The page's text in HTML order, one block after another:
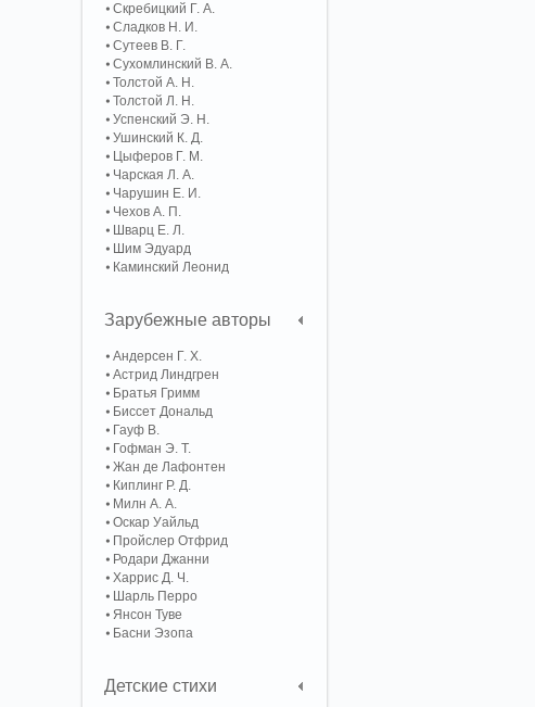
Скребицкий Г. А.
Сладков Н. И.
Сутеев В. Г.
Сухомлинский В. А.
Толстой А. Н.
Толстой Л. Н.
Успенский Э. Н.
Ушинский К. Д.
Цыферов Г. М.
Чарская Л. А.
Чарушин Е. И.
Чехов А. П.
Шварц Е. Л.
Шим Эдуард
Каминский Леонид
Зарубежные авторы
Андерсен Г. Х.
Астрид Линдгрен
Братья Гримм
Биссет Дональд
Гауф В.
Гофман Э. Т.
Жан де Лафонтен
Киплинг Р. Д.
Милн А. А.
Оскар Уайльд
Пройслер Отфрид
Родари Джанни
Харрис Д. Ч.
Шарль Перро
Янсон Туве
Басни Эзопа
Детские стихи